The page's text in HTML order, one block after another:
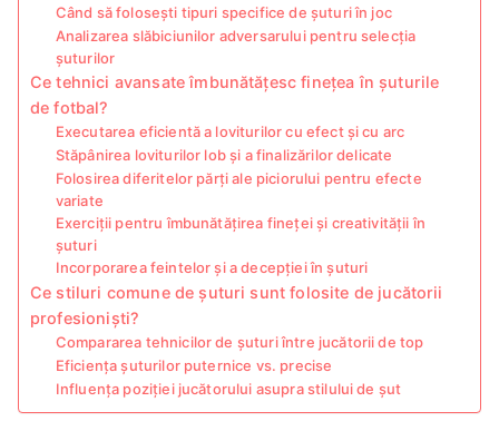
Când să folosești tipuri specifice de șuturi în joc
Analizarea slăbiciunilor adversarului pentru selecția
șuturilor
Ce tehnici avansate îmbunătățesc finețea în șuturile
de fotbal?
Executarea eficientă a loviturilor cu efect și cu arc
Stăpânirea loviturilor lob și a finalizărilor delicate
Folosirea diferitelor părți ale piciorului pentru efecte
variate
Exerciții pentru îmbunătățirea fineței și creativității în
șuturi
Incorporarea feintelor și a decepției în șuturi
Ce stiluri comune de șuturi sunt folosite de jucătorii
profesioniști?
Compararea tehnicilor de șuturi între jucătorii de top
Eficiența șuturilor puternice vs. precise
Influența poziției jucătorului asupra stilului de șut